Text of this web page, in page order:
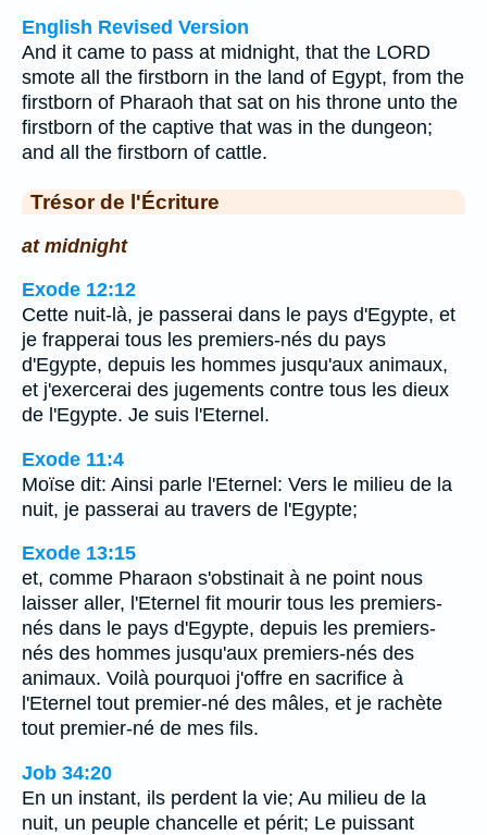
English Revised Version
And it came to pass at midnight, that the LORD
smote all the firstborn in the land of Egypt, from the
firstborn of Pharaoh that sat on his throne unto the
firstborn of the captive that was in the dungeon;
and all the firstborn of cattle.
Trésor de l'Écriture
at midnight
Exode 12:12
Cette nuit-là, je passerai dans le pays d'Egypte, et
je frapperai tous les premiers-nés du pays
d'Egypte, depuis les hommes jusqu'aux animaux,
et j'exercerai des jugements contre tous les dieux
de l'Egypte. Je suis l'Eternel.
Exode 11:4
Moïse dit: Ainsi parle l'Eternel: Vers le milieu de la
nuit, je passerai au travers de l'Egypte;
Exode 13:15
et, comme Pharaon s'obstinait à ne point nous
laisser aller, l'Eternel fit mourir tous les premiers-
nés dans le pays d'Egypte, depuis les premiers-
nés des hommes jusqu'aux premiers-nés des
animaux. Voilà pourquoi j'offre en sacrifice à
l'Eternel tout premier-né des mâles, et je rachète
tout premier-né de mes fils.
Job 34:20
En un instant, ils perdent la vie; Au milieu de la
nuit, un peuple chancelle et périt; Le puissant